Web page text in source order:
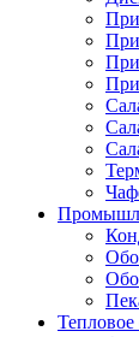
Тепловое